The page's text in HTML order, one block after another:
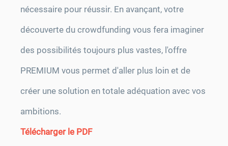
nécessaire pour réussir. En avançant, votre
découverte du crowdfunding vous fera imaginer
des possibilités toujours plus vastes, l'offre
PREMIUM vous permet d'aller plus loin et de
créer une solution en totale adéquation avec vos
ambitions.
Télécharger le PDF